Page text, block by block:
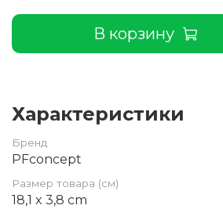
В корзину
Характеристики
Бренд
PFconcept
Размер товара (см)
18,1 x 3,8 cm